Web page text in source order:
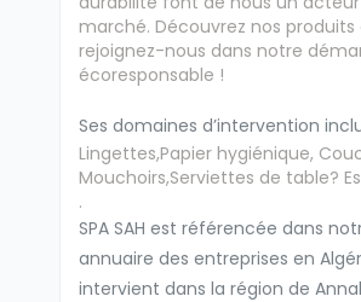
marché. Découvrez nos produits
rejoignez-nous dans notre
écoresponsable !
Ses domaines d’intervention
Lingettes,Papier hygiénique,
Mouchoirs,Serviettes de table?
.
SPA SAH est référencée dans
annuaire des entreprises en
intervient dans la région de